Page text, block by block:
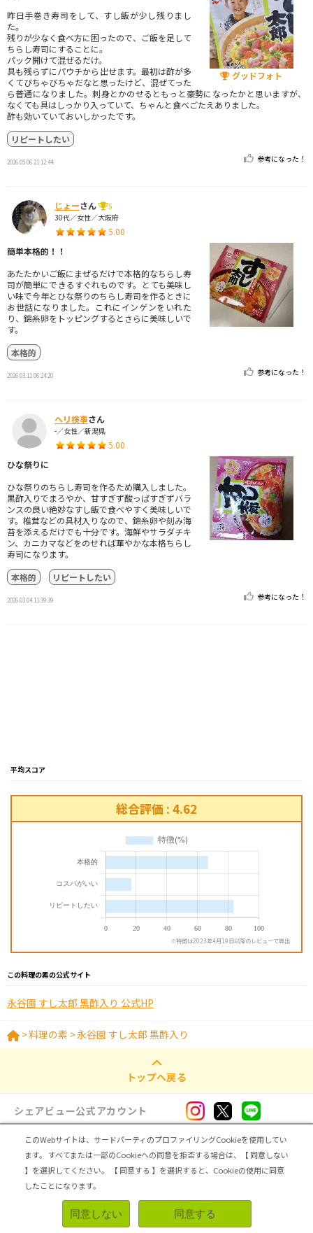
グッドフォト
昨日手巻き寿司をして、すし飯が少し残りまし
た。
残りが少なく食べ方に困ったので、ご飯を足して
ちらし寿司にすることに。
パック開けて混ぜるだけ。
具も残らずにパウチから出せます。最初は酢が多
くてびちゃびちゃだなと思ったけど、混ぜてった
ら普通になりました。刺身とかのせるともっと豪勢になったかと思いますが、
なくても具はしっかり入っていて、ちゃんと食べごたえありました。
酢も効いていておいしかったです。
リピートしたい
2026.05.06 21:12:44 参考になった！
じょーさん
5
30代／女性／大阪府
5.00
簡単本格的！！
あたたかいご飯にまぜるだけで本格的なちらし寿
司が簡単にできるすぐれものです。とても美味し
い味で今年とひな祭りのちらし寿司を作るときに
お世話になりました。これにインゲンをいれた
り、錦糸卵をトッピングするとさらに美味しいで
す。
本格的
2026.03.11 06:24:20 参考になった！
ヘリ検事さん
-／女性／新潟県
5.00
ひな祭りに
ひな祭りのちらし寿司を作るため購入しました。
黒酢入りでまろやか、甘すぎず酸っぱすぎずバラ
ンスの良い絶妙なすし飯で食べやすく美味しいで
す。椎茸などの具材入りなので、錦糸卵や刻み海
苔を添えるだけでも十分です。海鮮やサラダチキ
ン、カニカマなどをのせれば華やかな本格ちらし
寿司になります。
本格的
リピートしたい
2026.03.04 11:39:39 参考になった！
平均スコア
総合評価 : 4.62
※特徴は2023年4月19日以降のレビューで算出
この料理の素の公式サイト
永谷園 すし太郎 黒酢入り 公式HP
>料理の素 >永谷園 すし太郎 黒酢入り
トップへ戻る
シェアビュー公式アカウント
ログイン・新規登録
トップ | シェアビューとは レビュアー向け シェアビューインタビュー | カテゴリ一覧
運営会社 | 個人情報の取扱いについて
Copyright (C) ASMARQ Co.,Ltd. All Rights Reserved.
無料登録＆レビューで100ポイント
このWebサイトは、サードパーティのプロファイリングCookieを使用してい
ます。
すべてまたは一部のCookieへの同意を拒否する場合は、【 同意しない
】を選択してください。
【 同意する 】を選択すると、Cookieの使用に同意
したことになります。
同意しない 同意する